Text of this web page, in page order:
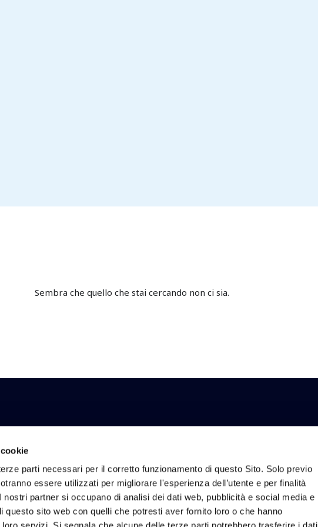
parti necessari per il corretto funzionamento di questo Sito. Solo previo
essere utilizzati per migliorare l'esperienza dell’utente e per finalità
partner si occupano di analisi dei dati web, pubblicità e social media e
questo sito web con quelli che potresti aver fornito loro o che hanno
Sembra che quello che stai cercando non ci sia.
Investor Relations
Calendario finanziario
Sostenibilità
Reporting di Sostenibilità